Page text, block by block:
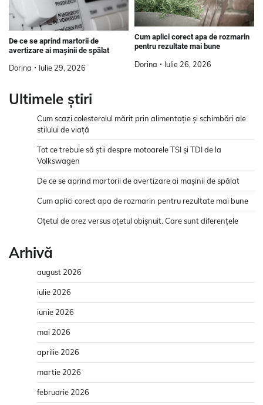
De ce se aprind martorii de
avertizare ai mașinii de spălat
Dorina Iulie 29, 2026
Cum aplici corect apa de rozmarin
pentru rezultate mai bune
Dorina Iulie 26, 2026
Ultimele știri
Cum scazi colesterolul mărit prin alimentație și schimbări ale
stilului de viață
Tot ce trebuie să știi despre motoarele TSI și TDI de la
Volkswagen
De ce se aprind martorii de avertizare ai mașinii de spălat
Cum aplici corect apa de rozmarin pentru rezultate mai bune
Oțetul de orez versus oțetul obișnuit. Care sunt diferențele
Arhivă
august 2026
iulie 2026
iunie 2026
mai 2026
aprilie 2026
martie 2026
februarie 2026